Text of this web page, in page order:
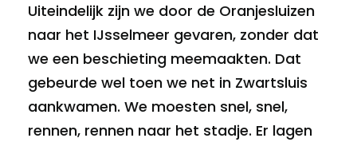
Uiteindelijk zijn we door de Oranjesluizen
naar het IJsselmeer gevaren, zonder dat
we een beschieting meemaakten. Dat
gebeurde wel toen we net in Zwartsluis
aankwamen. We moesten snel, snel,
rennen, rennen naar het stadje. Er lagen